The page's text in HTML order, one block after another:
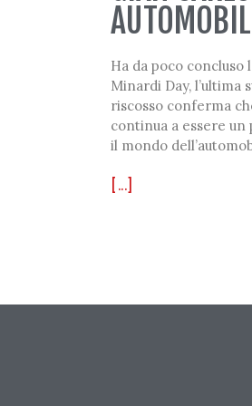
Ha da poco concluso
Minardi Day, l’ultima
riscosso conferma
continua a essere
il mondo
[...]